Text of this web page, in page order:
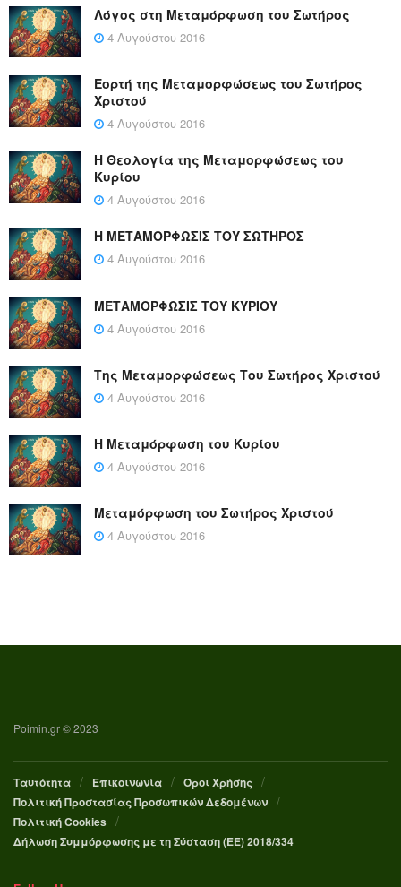
Λόγος στη Μεταμόρφωση του Σωτήρος
4 Αυγούστου 2016
Εορτή της Μεταμορφώσεως του Σωτήρος
Χριστού
4 Αυγούστου 2016
Η Θεολογία της Μεταμορφώσεως του
Κυρίου
4 Αυγούστου 2016
Η ΜΕΤΑΜΟΡΦΩΣΙΣ ΤΟΥ ΣΩΤΗΡΟΣ
4 Αυγούστου 2016
ΜΕΤΑΜΟΡΦΩΣΙΣ ΤΟΥ ΚΥΡΙΟΥ
4 Αυγούστου 2016
Της Μεταμορφώσεως Του Σωτήρος Χριστού
4 Αυγούστου 2016
Η Μεταμόρφωση του Κυρίου
4 Αυγούστου 2016
Μεταμόρφωση του Σωτήρος Χριστού
4 Αυγούστου 2016
Poimin.gr © 2023
Ταυτότητα Επικοινωνία
Όροι Χρήσης
Πολιτική Προστασίας Προσωπικών Δεδομένων
Πολιτική Cookies
Δήλωση Συμμόρφωσης με τη Σύσταση (ΕΕ) 2018/334